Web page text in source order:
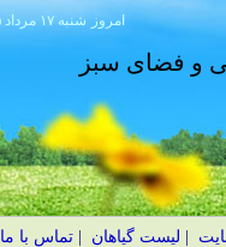
۱۴۰۵ شنبه ۱۷ مرداد امروز
و فضای سبز
لیست گیاهان |تماس با ما